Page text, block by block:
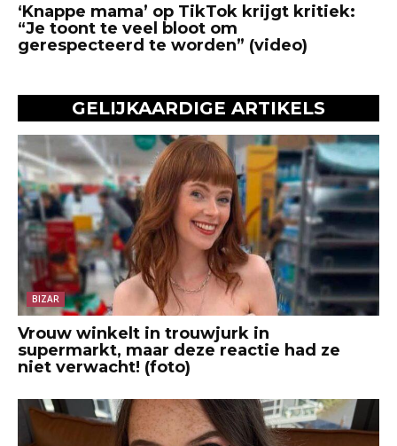
‘Knappe mama’ op TikTok krijgt kritiek:
“Je toont te veel bloot om
gerespecteerd te worden” (video)
GELIJKAARDIGE ARTIKELS
BIZAR
Vrouw winkelt in trouwjurk in
supermarkt, maar deze reactie had ze
niet verwacht! (foto)